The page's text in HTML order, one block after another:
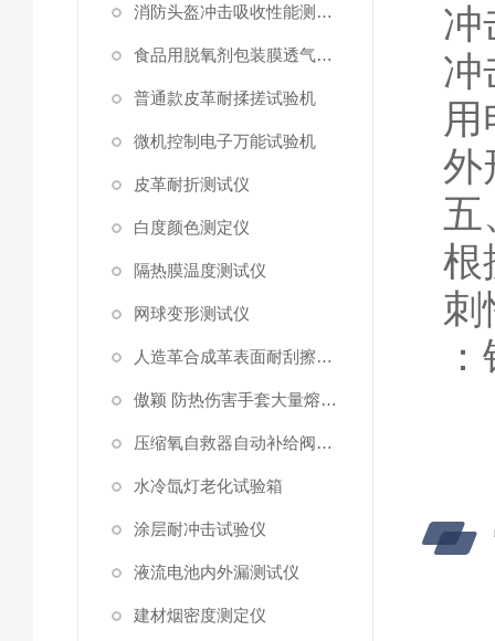
消防头盔冲击吸收性能测试仪
食品用脱氧剂包装膜透气阻力测试仪
普通款皮革耐揉搓试验机
微机控制电子万能试验机
皮革耐折测试仪
白度颜色测定仪
隔热膜温度测试仪
网球变形测试仪
人造革合成革表面耐刮擦综合测试仪
傲颖 防热伤害手套大量熔融金属泼溅测试仪
压缩氧自救器自动补给阀门和安全阀开启压力
水冷氙灯老化试验箱
涂层耐冲击试验仪
液流电池内外漏测试仪
建材烟密度测定仪
冲
冲
外
五
根
刺
：